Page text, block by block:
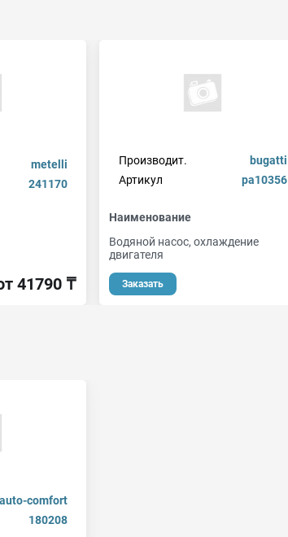
metelli
241170
41790 ₸
Производит.
bugatti
Артикул
pa10356
Наименование
Водяной насос, охлаждение
двигателя
Заказать
auto-comfort
180208